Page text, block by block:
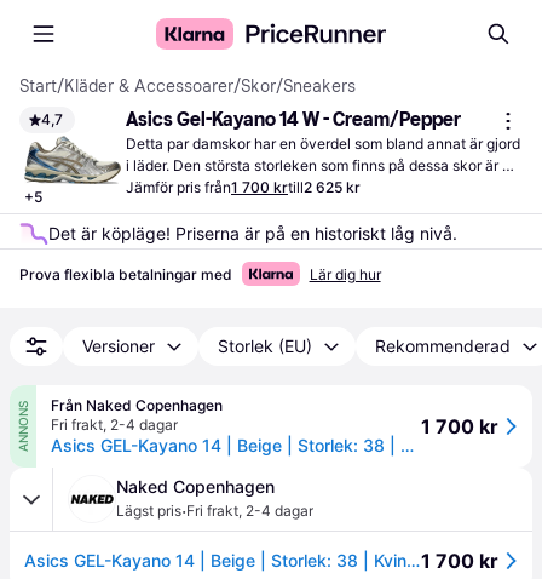
Start/Kläder & Accessoarer/Skor/Sneakers
4,7
+5
Asics Gel-Kayano 14 W - Cream/Pepper
Detta par damskor har en överdel som bland annat är gjord
i läder. Den största storleken som finns på dessa skor är 44
½.
Jämför pris från1 700 krtill2 625 kr
Det är köpläge! Priserna är på en historiskt låg nivå.
Prova flexibla betalningar med Lär dig hur
Versioner Storlek (EU) Rekommenderad
ANNONS
Från Naked Copenhagen
Fri frakt, 2-4 dagar
Asics GEL-Kayano 14 | Beige | Storlek: 38 | Kvinna
1 700 kr
Naked Copenhagen
Lägst pris·Fri frakt, 2-4 dagar
Asics GEL-Kayano 14 | Beige | Storlek: 38 | Kvinna1 700 kr